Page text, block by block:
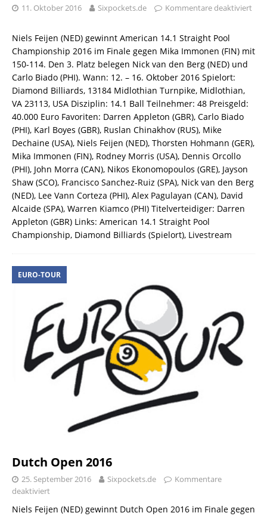
11. Oktober 2016 Sixpockets.de Kommentare deaktiviert
Niels Feijen (NED) gewinnt American 14.1 Straight Pool
Championship 2016 im Finale gegen Mika Immonen (FIN) mit
150-114. Den 3. Platz belegen Nick van den Berg (NED) und
Carlo Biado (PHI). Wann: 12. – 16. Oktober 2016 Spielort:
Diamond Billiards, 13184 Midlothian Turnpike, Midlothian,
VA 23113, USA Disziplin: 14.1 Ball Teilnehmer: 48 Preisgeld:
40.000 Euro Favoriten: Darren Appleton (GBR), Carlo Biado
(PHI), Karl Boyes (GBR), Ruslan Chinakhov (RUS), Mike
Dechaine (USA), Niels Feijen (NED), Thorsten Hohmann (GER),
Mika Immonen (FIN), Rodney Morris (USA), Dennis Orcollo
(PHI), John Morra (CAN), Nikos Ekonomopoulos (GRE), Jayson
Shaw (SCO), Francisco Sanchez-Ruiz (SPA), Nick van den Berg
(NED), Lee Vann Corteza (PHI), Alex Pagulayan (CAN), David
Alcaide (SPA), Warren Kiamco (PHI) Titelverteidiger: Darren
Appleton (GBR) Links: American 14.1 Straight Pool
Championship, Diamond Billiards (Spielort), Livestream
EURO-TOUR
Dutch Open 2016
25. September 2016 Sixpockets.de
Kommentare
deaktiviert
Niels Feijen (NED) gewinnt Dutch Open 2016 im Finale gegen